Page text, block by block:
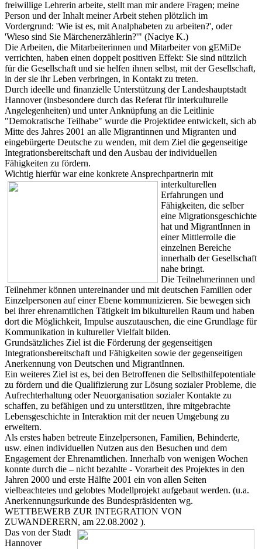
freiwillige Lehrerin arbeite, stellt man mir andere Fragen; meine
Person und der Inhalt meiner Arbeit stehen plötzlich im
Vordergrund: 'Wie ist es, mit Analphabeten zu arbeiten?', oder
'Wieso sind Sie Märchenerzählerin?'" (Naciye K.)
Die Arbeiten, die Mitarbeiterinnen und Mitarbeiter von gEMiDe
verrichten, haben einen doppelt positiven Effekt: Sie sind nützlich
für die Gesellschaft und sie helfen ihnen selbst, mit der Gesellschaft,
in der sie ihr Leben verbringen, in Kontakt zu treten.
Durch ideelle und finanzielle Unterstützung der Landeshauptstadt
Hannover (insbesondere durch das Referat für interkulturelle
Angelegenheiten) und unter Anknüpfung an die Leitlinie
"Demokratische Teilhabe" wurde die Projektidee entwickelt, sich ab
Mitte des Jahres 2001 an alle Migrantinnen und Migranten und
eingebürgerte Deutsche zu wenden, mit dem Ziel die gegenseitige
Integrationsbereitschaft und den Ausbau der individuellen
Fähigkeiten zu fördern.
Wichtig hierfür war eine konkrete Ansprechpartnerin mit
interkulturellen
Erfahrungen und
Fähigkeiten, die selber
eine Migrationsgeschichte
hat und MigrantInnen in
einer Mittlerrolle die
einzelnen Bereiche
innerhalb der Gesellschaft
nahe bringt.
Die Teilnehmerinnen und
Teilnehmer können untereinander und mit deutschen Familien oder
Einzelpersonen auf einer Ebene kommunizieren. Sie bewegen sich
bei ihrer ehrenamtlichen Tätigkeit im bikulturellen Raum und haben
dort die Möglichkeit, Impulse auszutauschen, die eine Grundlage für
Kommunikation in kultureller Vielfalt bilden.
Grundsätzliches Ziel ist die Förderung der gegenseitigen
Integrationsbereitschaft und Fähigkeiten sowie der gegenseitigen
Anerkennung von Deutschen und MigrantInnen.
Ein weiteres Ziel ist es, bei den Betroffenen die Selbsthilfepotentiale
zu fördern und die Qualifizierung zur Lösung sozialer Probleme, die
Aufrechterhaltung oder Neuorganisation sozialer Kontakte zu
schaffen, zu befähigen und zu unterstützen, ihre mitgebrachte
Lebensgeschichte in Interaktion mit der neuen Umgebung zu
erweitern.
Als erstes haben betreute Einzelpersonen, Familien, Behinderte,
usw. einen individuellen Nutzen aus den Besuchen und dem
Engagement der Ehrenamtlichen. Innerhalb von wenigen Wochen
konnte durch die – nicht bezahlte - Vorarbeit des Projektes in den
Jahren 2000 und erste Hälfte 2001 ein von allen Seiten
vielbeachtetes und gelobtes Modellprojekt aufgebaut werden. (u.a.
Anerkennungsurkunde des Bundespräsidenten wg.
WETTBEWERB ZUR INTEGRATION VON
ZUWANDERERN, am 22.08.2002 ).
Das von der Stadt
Hannover